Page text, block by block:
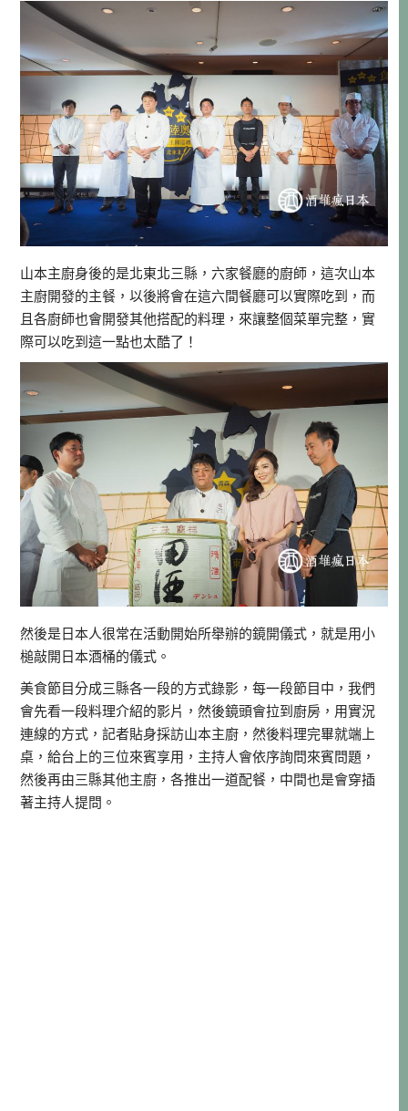
山本主廚身後的是北東北三縣，六家餐廳的廚師，這次山本
主廚開發的主餐，以後將會在這六間餐廳可以實際吃到，而
且各廚師也會開發其他搭配的料理，來讓整個菜單完整，實
際可以吃到這一點也太酷了！
然後是日本人很常在活動開始所舉辦的鏡開儀式，就是用小
槌敲開日本酒桶的儀式。
美食節目分成三縣各一段的方式錄影，每一段節目中，我們
會先看一段料理介紹的影片，然後鏡頭會拉到廚房，用實況
連線的方式，記者貼身採訪山本主廚，然後料理完畢就端上
桌，給台上的三位來賓享用，主持人會依序詢問來賓問題，
然後再由三縣其他主廚，各推出一道配餐，中間也是會穿插
著主持人提問。